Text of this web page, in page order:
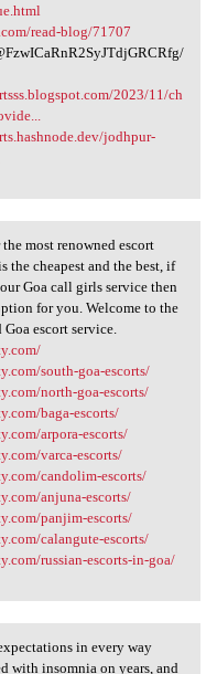
read-blog/71707
2023/11/ch
jodhpur-
the most
most renowned escort
the cheapest and the best, if
Goa call girls service then
for you. Welcome to the
escort service.
south-goa-escorts/
north-goa-escorts/
baga-escorts/
arpora-escorts/
varca-escorts/
candolim-escorts/
anjuna-escorts/
panjim-escorts/
calangute-escorts/
russian-escorts-in-goa/
expectations
in every way
with insomnia on years, and